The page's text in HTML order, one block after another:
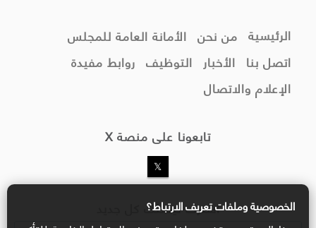
الرئيسية من نحن الأمانة العامة للمجلس
اتصل بنا الأخبار التوظيف روابط مفيدة
الإعلام والاتصال
تابعونا على منصة X
اشترك ليصلك كل جديد
الخصوصية وملفات تعريف الارتباط؟